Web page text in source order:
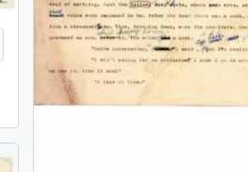
Adicionar a área de transferência